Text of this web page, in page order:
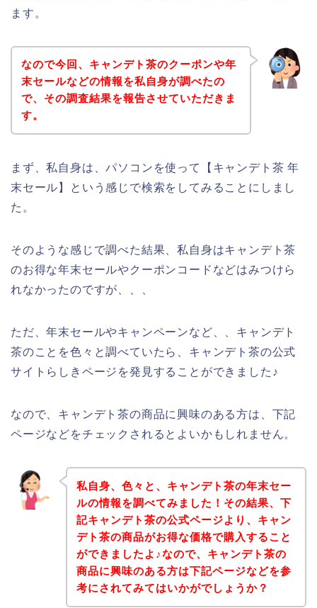
ます。
なので今回、キャンデト茶のクーポンや年
末セールなどの情報を私自身が調べたの
で、その調査結果を報告させていただきま
す。
まず、私自身は、パソコンを使って【キャンデト茶 年
末セール】という感じで検索をしてみることにしまし
た。
そのような感じで調べた結果、私自身はキャンデト茶
のお得な年末セールやクーポンコードなどはみつけら
れなかったのですが、、、
ただ、年末セールやキャンペーンなど、、キャンデト
茶のことを色々と調べていたら、キャンデト茶の公式
サイトらしきページを発見することができました♪
なので、キャンデト茶の商品に興味のある方は、下記
ページなどをチェックされるとよいかもしれません。
私自身、色々と、キャンデト茶の年末セー
ルの情報を調べてみました！その結果、下
記キャンデト茶の公式ページより、キャン
デト茶の商品がお得な価格で購入すること
ができましたよ♪なので、キャンデト茶の
商品に興味のある方は下記ページなどを参
考にされてみてはいかがでしょうか？